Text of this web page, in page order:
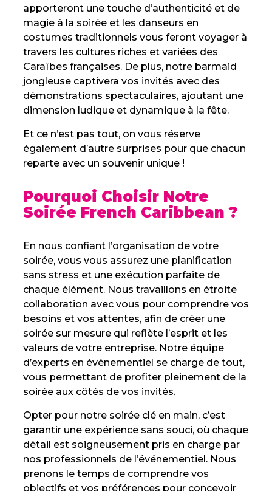
apporteront une touche d’authenticité et de
magie à la soirée et les danseurs en
costumes traditionnels vous feront voyager à
travers les cultures riches et variées des
Caraïbes françaises. De plus, notre barmaid
jongleuse captivera vos invités avec des
démonstrations spectaculaires, ajoutant une
dimension ludique et dynamique à la fête.
Et ce n’est pas tout, on vous réserve
également d’autre surprises pour que chacun
reparte avec un souvenir unique !
Pourquoi Choisir Notre
Soirée French Caribbean ?
En nous confiant l’organisation de votre
soirée, vous vous assurez une planification
sans stress et une exécution parfaite de
chaque élément. Nous travaillons en étroite
collaboration avec vous pour comprendre vos
besoins et vos attentes, afin de créer une
soirée sur mesure qui reflète l’esprit et les
valeurs de votre entreprise. Notre équipe
d’experts en événementiel se charge de tout,
vous permettant de profiter pleinement de la
soirée aux côtés de vos invités.
Opter pour notre soirée clé en main, c’est
garantir une expérience sans souci, où chaque
détail est soigneusement pris en charge par
nos professionnels de l’événementiel. Nous
prenons le temps de comprendre vos
objectifs et vos préférences pour concevoir